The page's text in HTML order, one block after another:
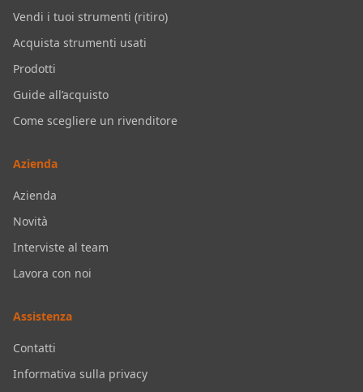
Vendi i tuoi strumenti (ritiro)
Acquista strumenti usati
Prodotti
Guide all’acquisto
Come scegliere un rivenditore
Azienda
Azienda
Novità
Interviste al team
Lavora con noi
Assistenza
Contatti
Informativa sulla privacy